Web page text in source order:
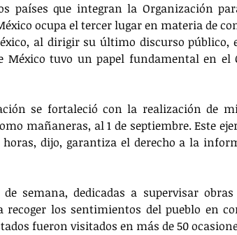
países que integran la Organización
ocupa el tercer lugar en materia de
al dirigir su último discurso público,
México tuvo un papel fundamental en el
se fortaleció con la realización de
mañaneras, al 1 de septiembre. Este
horas, dijo, garantiza el derecho a la
semana, dedicadas a supervisar
los sentimientos del pueblo en
fueron visitados en más de 50